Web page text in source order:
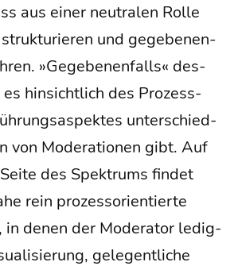
aus einer neu­tra­len Rol­le
struk­tu­rie­ren und gege­be­nen­
»Gege­be­nen­falls« des­
hin­sicht­lich des Pro­zess-
unter­schied­
von Mode­ra­tio­nen gibt. Auf
des Spek­trums fin­det
rein pro­zess­ori­en­tier­te
in denen der Mode­ra­tor ledig­
gele­gent­li­che